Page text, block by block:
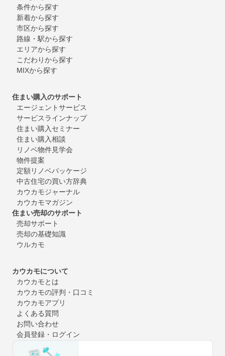
条件から探す
新着から探す
市区から探す
路線・駅から探す
エリアから探す
こだわりから探す
MIXから探す
住まい購入のサポート
エージェントサービス
サービスラインナップ
住まい購入セミナー
住まい購入相談
リノベ物件見学会
物件提案
定額リノベパッケージ
中古住宅の買い方辞典
カウカモジャーナル
カウカモマガジン
住まい売却のサポート
売却サポート
売却の基礎知識
ウルカモ
カウカモについて
カウカモとは
カウカモの評判・口コミ
カウカモアプリ
よくある質問
お問い合わせ
会員登録・ログイン